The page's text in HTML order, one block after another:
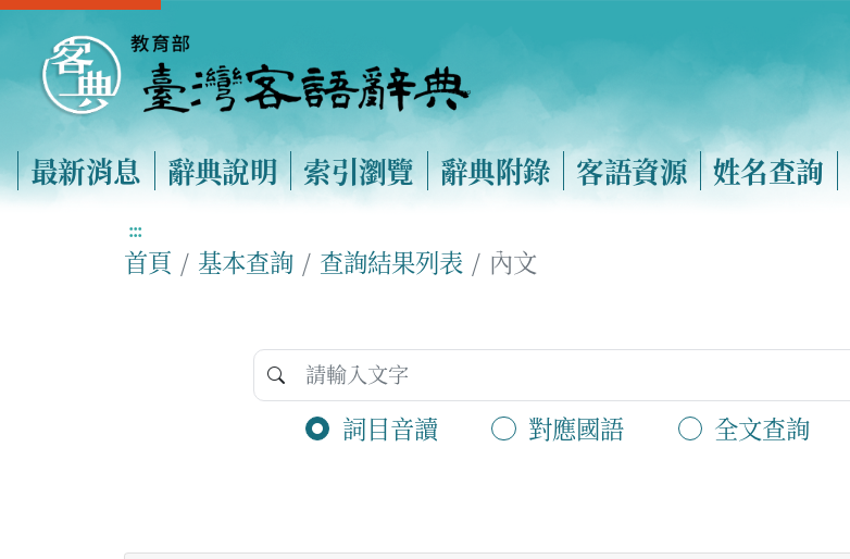
最新消息 辭典說明 索引瀏覽 辭典附錄 客語資源 姓名查詢
:::
首頁 基本查詢 查詢結果列表 內文
詞目音讀 對應國語 全文查詢